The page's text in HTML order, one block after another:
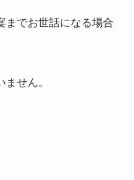
までお世話になる場合
せん。